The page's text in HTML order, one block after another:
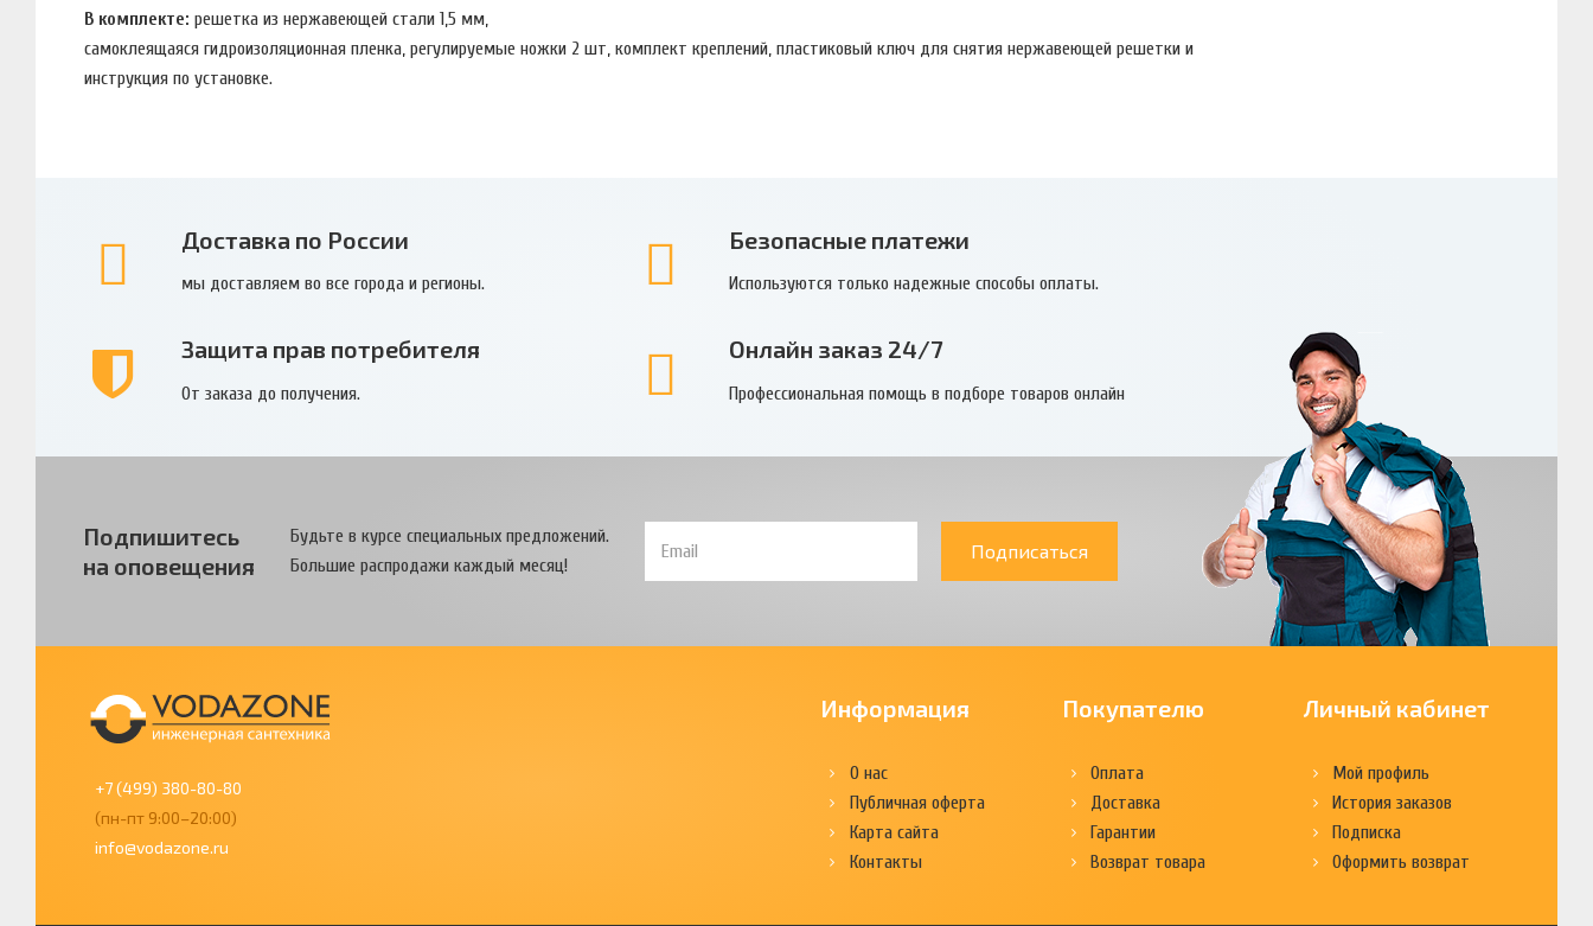
В комплекте: решетка из нержавеющей стали 1,5 мм,
самоклеящаяся гидроизоляционная пленка, регулируемые ножки 2 шт, комплект креплений, пластиковый ключ для снятия нержавеющей решетки и
инструкция по установке.
Доставка по России
мы доставляем во все города и регионы.
Безопасные платежи
Используются только надежные способы оплаты.
Защита прав потребителя
От заказа до получения.
Онлайн заказ 24/7
Профессиональная помощь в подборе товаров онлайн
Подпишитесь
на оповещения
Будьте в курсе специальных предложений.
Большие распродажи каждый месяц!
Подписаться
+7 (499) 380-80-80
(пн-пт 9:00–20:00)
info@vodazone.ru
Информация
О нас
Публичная оферта
Карта сайта
Контакты
Покупателю
Оплата
Доставка
Гарантии
Возврат товара
Личный кабинет
Мой профиль
История заказов
Подписка
Оформить возврат